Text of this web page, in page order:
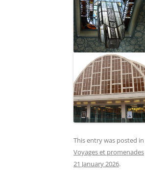
This entry was posted in
Voyages et promenades
21 January 2026.